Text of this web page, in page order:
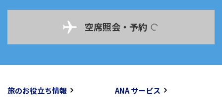
空席照会・予約
旅のお役立ち情報 ANA サービス